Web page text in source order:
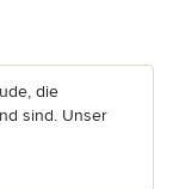
die
sind. Unser